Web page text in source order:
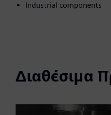
Industrial components
Διαθέσιμα